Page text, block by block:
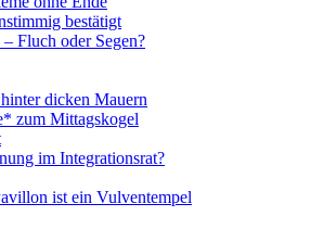
bestätigt
Fluch oder Segen?
dicken Mauern
zum Mittagskogel
im Integrationsrat?
ist ein Vulventempel